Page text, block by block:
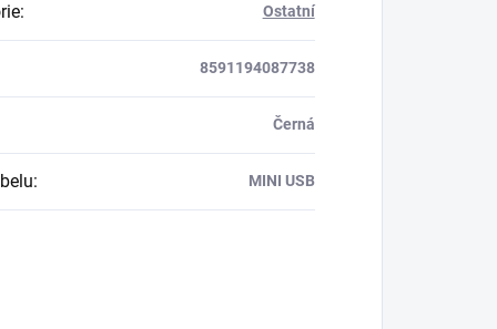
: Ostatní
8591194087738
Černá
: MINI USB